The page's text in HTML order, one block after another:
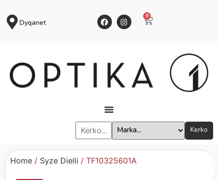
Dyqanet
0
Kerko
Home / Syze Dielli / TF10325601A